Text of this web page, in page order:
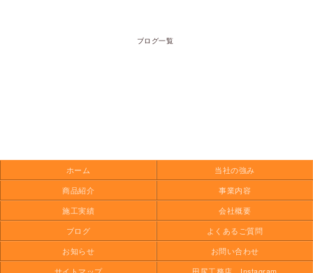
ブログ一覧
ホーム
当社の強み
商品紹介
事業内容
施工実績
会社概要
ブログ
よくあるご質問
お知らせ
お問い合わせ